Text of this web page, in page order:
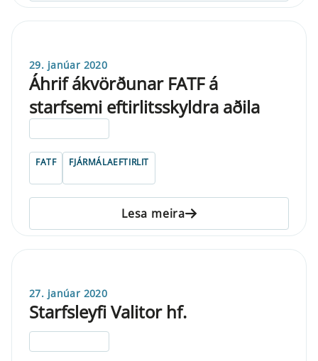
29. janúar 2020
Áhrif ákvörðunar FATF á
starfsemi eftirlitsskyldra aðila
FATF FJÁRMÁLAEFTIRLIT
Lesa meira
27. janúar 2020
Starfsleyfi Valitor hf.